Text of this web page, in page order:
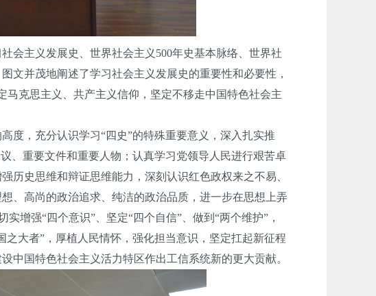
主义发展史、世界社会主义500年史基本脉络、世界社
文并茂地阐述了学习社会主义发展史的重要性和必要性，
克思主义、共产主义信仰，坚定不移走中国特色社会主
，充分认识学习“四史”的特殊重要意义，深入扎实推
、重要文件和重要人物；认真学习党领导人民进行艰苦卓
历史思维和辩证思维能力，深刻认识红色政权来之不易、
、高尚的政治追求、纯洁的政治品质，进一步在思想上弄
增强“四个意识”、坚定“四个自信”、做到“两个维护”，
大者”，厚植人民情怀，强化担当意识，坚定扛起新征程
中国特色社会主义活力特区作出工信系统新的更大贡献。